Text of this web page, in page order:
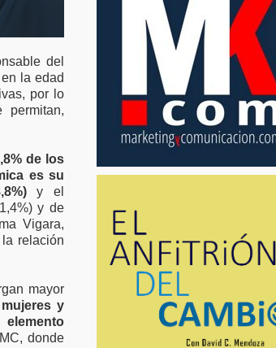
del
la edad
por lo
de los
es su
y el
y de
Vigara,
relación
mayor
y
donde